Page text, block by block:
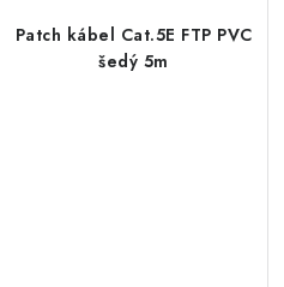
Patch kábel Cat.5E FTP PVC
šedý 5m